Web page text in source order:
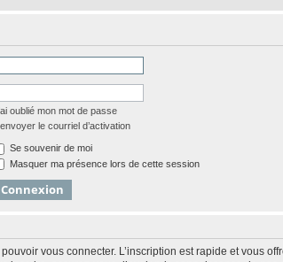
oublié mon mot de passe
le courriel d’activation
Se souvenir de moi
Masquer ma présence lors de cette session
vous connecter. L’inscription est rapide et vous